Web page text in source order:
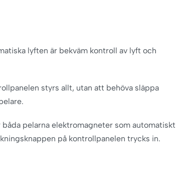
lyften är bekväm kontroll av lyft och
styrs allt, utan att behöva släppa
båda pelarna elektromagneter som automatiskt
på kontrollpanelen trycks in.